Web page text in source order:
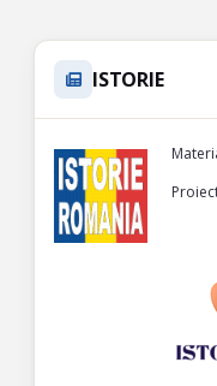
ISTORIE